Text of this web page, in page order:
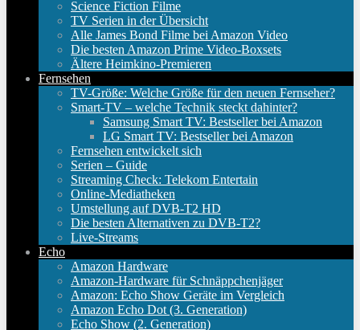
Science Fiction Filme
TV Serien in der Übersicht
Alle James Bond Filme bei Amazon Video
Die besten Amazon Prime Video-Boxsets
Ältere Heimkino-Premieren
Fernsehen
TV-Größe: Welche Größe für den neuen Fernseher?
Smart-TV – welche Technik steckt dahinter?
Samsung Smart TV: Bestseller bei Amazon
LG Smart TV: Bestseller bei Amazon
Fernsehen entwickelt sich
Serien – Guide
Streaming Check: Telekom Entertain
Online-Mediatheken
Umstellung auf DVB-T2 HD
Die besten Alternativen zu DVB-T2?
Live-Streams
Echo
Amazon Hardware
Amazon-Hardware für Schnäppchenjäger
Amazon: Echo Show Geräte im Vergleich
Amazon Echo Dot (3. Generation)
Echo Show (2. Generation)